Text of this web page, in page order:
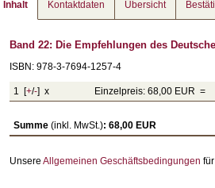
Inhalt Kontaktdaten Übersicht
Band 22: Die Empfehlungen des
ISBN: 978-3-7694-1257-4
1 [+/-] x Einzelpreis: 68,00 EUR =
Summe (inkl. MwSt.): 68,00 EUR
Unsere Allgemeinen Geschäftsbedingungen